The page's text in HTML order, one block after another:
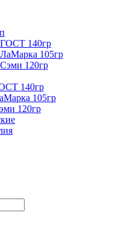
140гр
105гр
120гр
140гр
105гр
120гр